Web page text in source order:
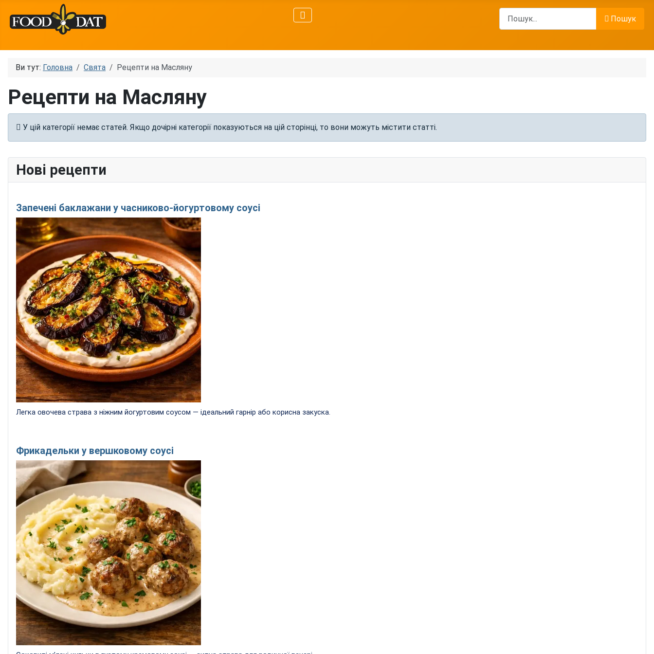
Пошук
Пошук
Ви тут: Головна Святa Рецепти на Масляну
Рецепти на Масляну
Інформація
У цій категорії немає статей. Якщо дочірні категорії показуються на цій сторінці, то вони можуть містити статті.
Нові рецепти
Запечені баклажани у часниково-йогуртовому соусі
Легка овочева страва з ніжним йогуртовим соусом — ідеальний гарнір або корисна закуска.
Фрикадельки у вершковому соусі